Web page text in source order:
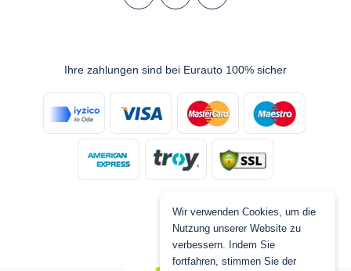
Ihre zahlungen sind bei Eurauto 100% sicher
Wir verwenden Cookies, um die
Nutzung unserer Website zu
verbessern. Indem Sie
fortfahren, stimmen Sie der